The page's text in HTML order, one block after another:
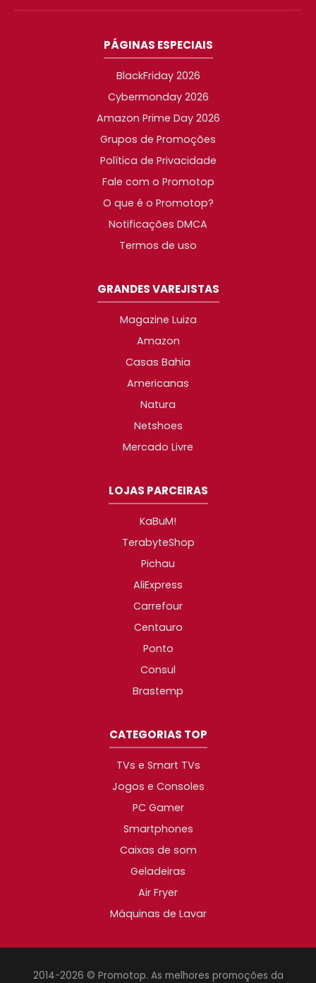
PÁGINAS ESPECIAIS
BlackFriday 2026
Cybermonday 2026
Amazon Prime Day 2026
Grupos de Promoções
Política de Privacidade
Fale com o Promotop
O que é o Promotop?
Notificações DMCA
Termos de uso
GRANDES VAREJISTAS
Magazine Luiza
Amazon
Casas Bahia
Americanas
Natura
Netshoes
Mercado Livre
LOJAS PARCEIRAS
KaBuM!
TerabyteShop
Pichau
AliExpress
Carrefour
Centauro
Ponto
Consul
Brastemp
CATEGORIAS TOP
TVs e Smart TVs
Jogos e Consoles
PC Gamer
Smartphones
Caixas de som
Geladeiras
Air Fryer
Máquinas de Lavar
2014-2026 © Promotop. As melhores promoções da